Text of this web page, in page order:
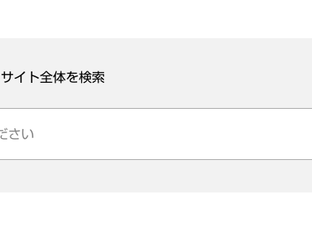
サイト全体を検索